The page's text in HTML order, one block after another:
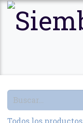
Ir al contenido
Todos los productos